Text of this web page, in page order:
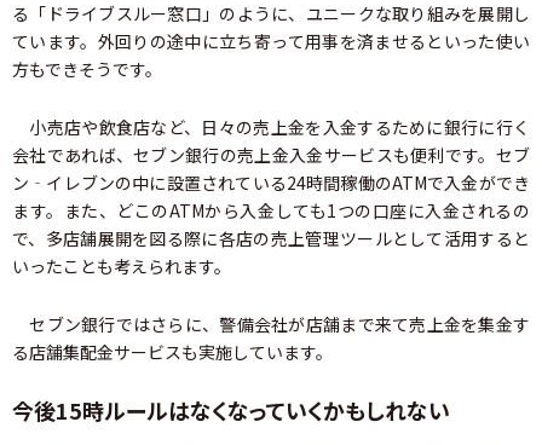
る「ドライブスルー窓口」のように、ユニークな取り組みを展開し
ています。外回りの途中に立ち寄って用事を済ませるといった使い
方もできそうです。
小売店や飲食店など、日々の売上金を入金するために銀行に行く
会社であれば、セブン銀行の売上金入金サービスも便利です。セブ
ン‐イレブンの中に設置されている24時間稼働のATMで入金ができ
ます。また、どこのATMから入金しても1つの口座に入金されるの
で、多店舗展開を図る際に各店の売上管理ツールとして活用すると
いったことも考えられます。
セブン銀行ではさらに、警備会社が店舗まで来て売上金を集金す
る店舗集配金サービスも実施しています。
今後15時ルールはなくなっていくかもしれない